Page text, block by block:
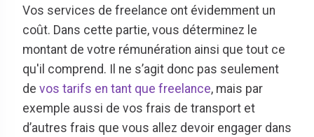
Vos services de freelance ont évidemment un
coût. Dans cette partie, vous déterminez le
montant de votre rémunération ainsi que tout ce
qu'il comprend. Il ne s’agit donc pas seulement
de vos tarifs en tant que freelance, mais par
exemple aussi de vos frais de transport et
d’autres frais que vous allez devoir engager dans